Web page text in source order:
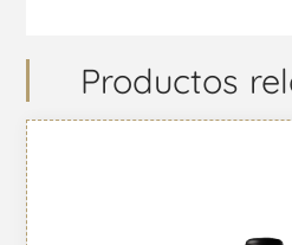
Productos